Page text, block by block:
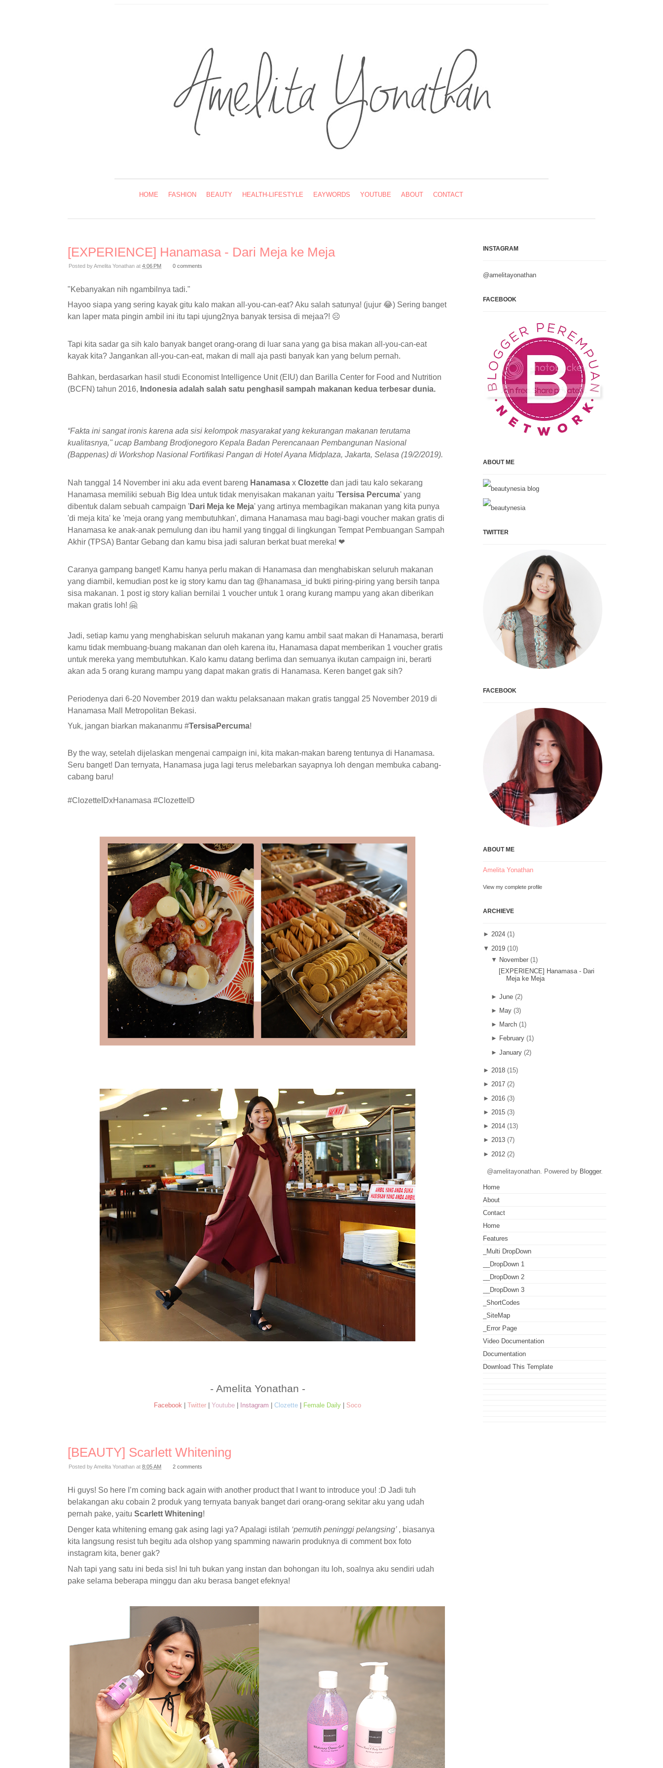
HOME FASHION BEAUTY HEALTH-LIFESTYLE EAYWORDS YOUTUBE ABOUT CONTACT
[EXPERIENCE] Hanamasa - Dari Meja ke Meja
Posted byAmelita Yonathan at 4:06 PM 0 comments
"Kebanyakan nih ngambilnya tadi."
Hayoo siapa yang sering kayak gitu kalo makan all-you-can-eat? Aku salah satunya! (jujur 😂) Sering banget
kan laper mata pingin ambil ini itu tapi ujung2nya banyak tersisa di mejaa?! ☹
Tapi kita sadar ga sih kalo banyak banget orang-orang di luar sana yang ga bisa makan all-you-can-eat
kayak kita? Jangankan all-you-can-eat, makan di mall aja pasti banyak kan yang belum pernah.
Bahkan, berdasarkan hasil studi Economist Intelligence Unit (EIU) dan Barilla Center for Food and Nutrition
(BCFN) tahun 2016, Indonesia adalah salah satu penghasil sampah makanan kedua terbesar dunia.
“Fakta ini sangat ironis karena ada sisi kelompok masyarakat yang kekurangan makanan terutama
kualitasnya," ucap Bambang Brodjonegoro Kepala Badan Perencanaan Pembangunan Nasional
(Bappenas) di Workshop Nasional Fortiﬁkasi Pangan di Hotel Ayana Midplaza, Jakarta, Selasa (19/2/2019).
Nah tanggal 14 November ini aku ada event bareng Hanamasa x Clozette dan jadi tau kalo sekarang
Hanamasa memiliki sebuah Big Idea untuk tidak menyisakan makanan yaitu 'Tersisa Percuma' yang
dibentuk dalam sebuah campaign 'Dari Meja ke Meja' yang artinya membagikan makanan yang kita punya
'di meja kita' ke 'meja orang yang membutuhkan', dimana Hanamasa mau bagi-bagi voucher makan gratis di
Hanamasa ke anak-anak pemulung dan ibu hamil yang tinggal di lingkungan Tempat Pembuangan Sampah
Akhir (TPSA) Bantar Gebang dan kamu bisa jadi saluran berkat buat mereka! ❤
Caranya gampang banget! Kamu hanya perlu makan di Hanamasa dan menghabiskan seluruh makanan
yang diambil, kemudian post ke ig story kamu dan tag @hanamasa_id bukti piring-piring yang bersih tanpa
sisa makanan. 1 post ig story kalian bernilai 1 voucher untuk 1 orang kurang mampu yang akan diberikan
makan gratis loh! 🤗
Jadi, setiap kamu yang menghabiskan seluruh makanan yang kamu ambil saat makan di Hanamasa, berarti
kamu tidak membuang-buang makanan dan oleh karena itu, Hanamasa dapat memberikan 1 voucher gratis
untuk mereka yang membutuhkan. Kalo kamu datang berlima dan semuanya ikutan campaign ini, berarti
akan ada 5 orang kurang mampu yang dapat makan gratis di Hanamasa. Keren banget gak sih?
Periodenya dari 6-20 November 2019 dan waktu pelaksanaan makan gratis tanggal 25 November 2019 di
Hanamasa Mall Metropolitan Bekasi.
Yuk, jangan biarkan makananmu #TersisaPercuma!
By the way, setelah dijelaskan mengenai campaign ini, kita makan-makan bareng tentunya di Hanamasa.
Seru banget! Dan ternyata, Hanamasa juga lagi terus melebarkan sayapnya loh dengan membuka cabang-
cabang baru!
#ClozetteIDxHanamasa #ClozetteID
- Amelita Yonathan -
Facebook | Twitter | Youtube | Instagram | Clozette | Female Daily | Soco
[BEAUTY] Scarlett Whitening
Posted byAmelita Yonathan at 8:05 AM 2 comments
Hi guys! So here I’m coming back again with another product that I want to introduce you! :D Jadi tuh
belakangan aku cobain 2 produk yang ternyata banyak banget dari orang-orang sekitar aku yang udah
pernah pake, yaitu Scarlett Whitening!
Denger kata whitening emang gak asing lagi ya? Apalagi istilah ‘pemutih peninggi pelangsing’ , biasanya
kita langsung resist tuh begitu ada olshop yang spamming nawarin produknya di comment box foto
instagram kita, bener gak?
Nah tapi yang satu ini beda sis! Ini tuh bukan yang instan dan bohongan itu loh, soalnya aku sendiri udah
pake selama beberapa minggu dan aku berasa banget efeknya!
INSTAGRAM
@amelitayonathan
FACEBOOK
ABOUT ME
TWITTER
FACEBOOK
ABOUT ME
Amelita Yonathan
View my complete profile
ARCHIEVE
► 2024 (1)
▼ 2019 (10)
▼ November (1)
[EXPERIENCE] Hanamasa - Dari
Meja ke Meja
► June (2)
► May (3)
► March (1)
► February (1)
► January (2)
► 2018 (15)
► 2017 (2)
► 2016 (3)
► 2015 (3)
► 2014 (13)
► 2013 (7)
► 2012 (2)
@amelitayonathan. Powered by Blogger.
Home
About
Contact
Home
Features
_Multi DropDown
__DropDown 1
__DropDown 2
__DropDown 3
_ShortCodes
_SiteMap
_Error Page
Video Documentation
Documentation
Download This Template